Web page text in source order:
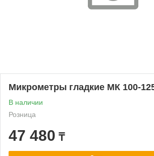
Микрометры гладкие МК 100-
В наличии
Розница
47 480 ₸